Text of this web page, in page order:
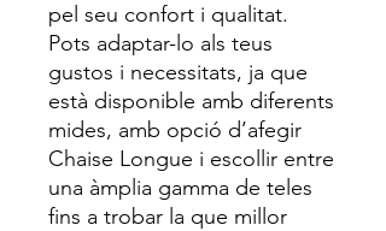
pel seu confort i qualitat.
Pots adaptar-lo als teus
gustos i necessitats, ja que
està disponible amb diferents
mides, amb opció d’afegir
Chaise Longue i escollir entre
una àmplia gamma de teles
fins a trobar la que millor